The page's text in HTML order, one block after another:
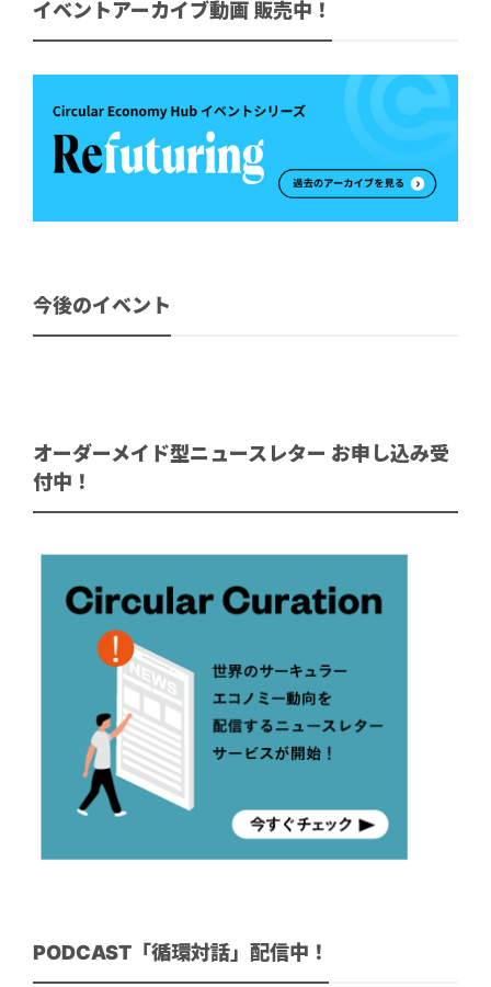
イベントアーカイブ動画 販売中！
今後のイベント
オーダーメイド型ニュースレター お申し込み受
付中！
PODCAST「循環対話」配信中！